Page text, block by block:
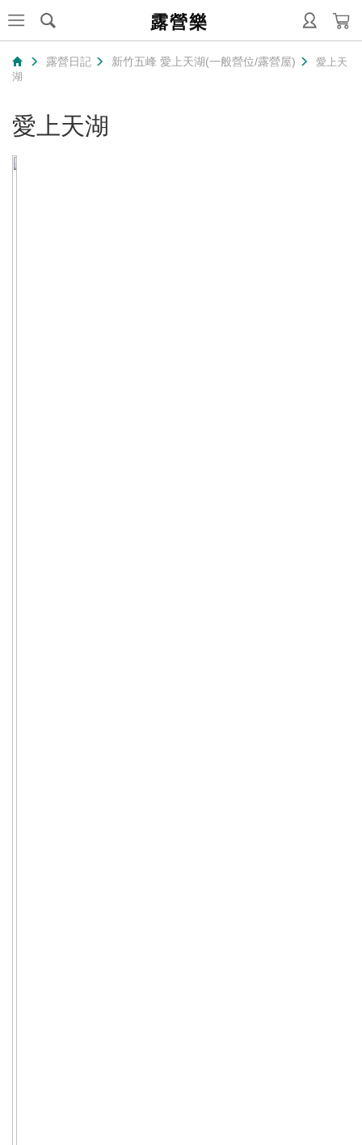
露營樂
露營日記 新竹五峰 愛上天湖(一般營位/露營屋)
愛上天
湖
愛上天湖